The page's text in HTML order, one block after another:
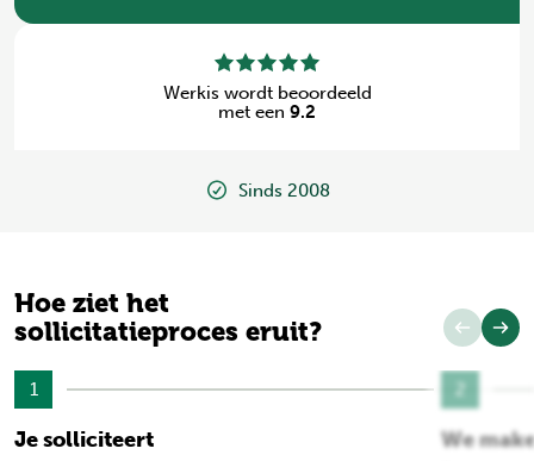
Werkis wordt beoordeeld
met een 9.2
Sinds 2008
Hoe ziet het
sollicitatieproces eruit?
1
Je solliciteert We